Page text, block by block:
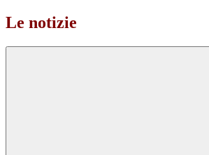
Le notizie